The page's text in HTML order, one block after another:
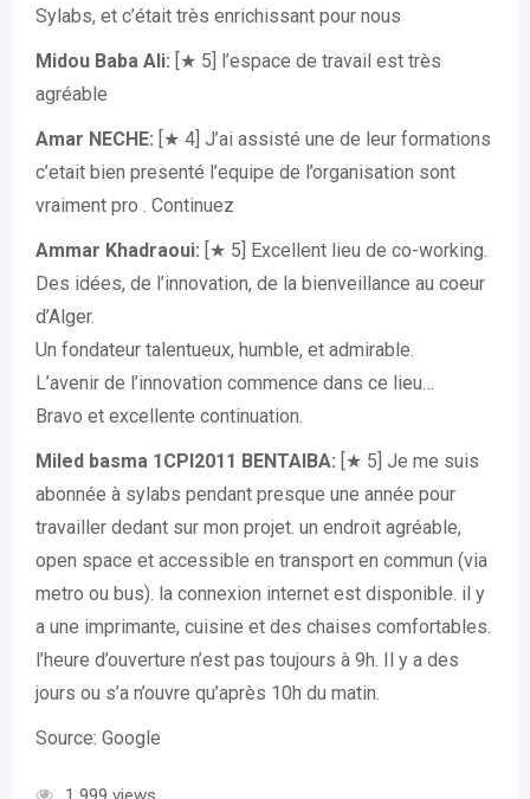
Sylabs, et c’était très enrichissant pour nous
Midou Baba Ali: [★ 5] l’espace de travail est très
agréable
Amar NECHE: [★ 4] J’ai assisté une de leur formations
c’etait bien presenté l’equipe de l’organisation sont
vraiment pro . Continuez
Ammar Khadraoui: [★ 5] Excellent lieu de co-working.
Des idées, de l’innovation, de la bienveillance au coeur
d’Alger.
Un fondateur talentueux, humble, et admirable.
L’avenir de l’innovation commence dans ce lieu…
Bravo et excellente continuation.
Miled basma 1CPI2011 BENTAIBA: [★ 5] Je me suis
abonnée à sylabs pendant presque une année pour
travailler dedant sur mon projet. un endroit agréable,
open space et accessible en transport en commun (via
metro ou bus). la connexion internet est disponible. il y
a une imprimante, cuisine et des chaises comfortables.
l’heure d’ouverture n’est pas toujours à 9h. Il y a des
jours ou s’a n’ouvre qu’après 10h du matin.
Source: Google